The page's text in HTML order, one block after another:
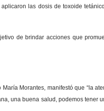
las dosis de toxoide
de brindar acciones que
Morantes, manifestó que “la
una buena salud, podemos tener